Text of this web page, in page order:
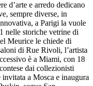
d’arte e arredo dedicano
sempre diverse, in
a Parigi la vuole
nelle storiche vetrine di
Meurice le chiede di
di Rue Rivoli, l’artista
è a Miami, con 18
dai collezionisti
a Mosca e inaugura